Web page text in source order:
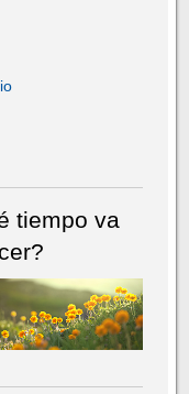
tiempo va